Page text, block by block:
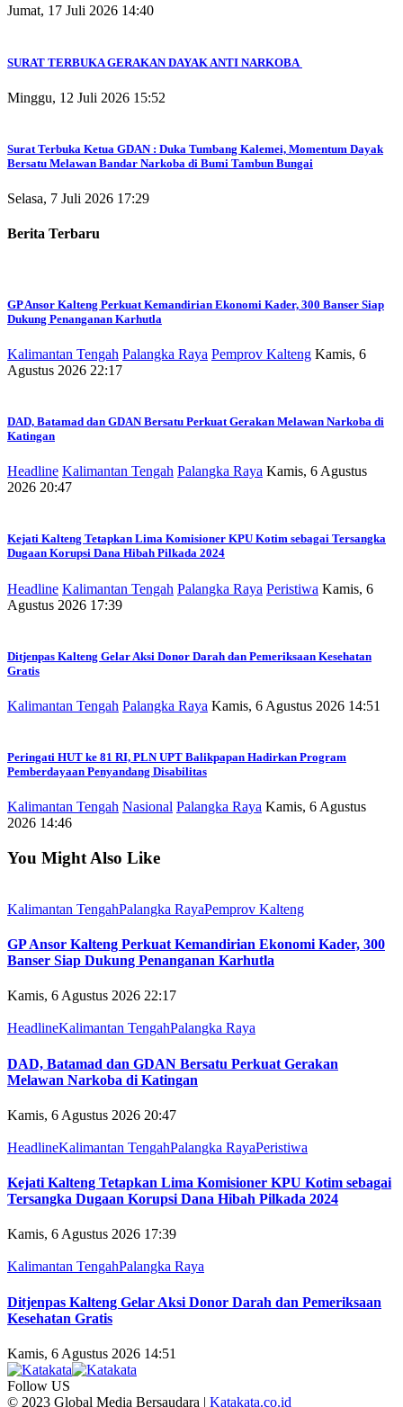
Jumat, 17 Juli 2026 14:40
SURAT TERBUKA GERAKAN DAYAK ANTI NARKOBA
Minggu, 12 Juli 2026 15:52
Surat Terbuka Ketua GDAN : Duka Tumbang Kalemei, Momentum Dayak
Bersatu Melawan Bandar Narkoba di Bumi Tambun Bungai
Selasa, 7 Juli 2026 17:29
Berita Terbaru
GP Ansor Kalteng Perkuat Kemandirian Ekonomi Kader, 300 Banser Siap
Dukung Penanganan Karhutla
Kalimantan Tengah Palangka Raya Pemprov Kalteng Kamis, 6
Agustus 2026 22:17
DAD, Batamad dan GDAN Bersatu Perkuat Gerakan Melawan Narkoba di
Katingan
Headline Kalimantan Tengah Palangka Raya Kamis, 6 Agustus
2026 20:47
Kejati Kalteng Tetapkan Lima Komisioner KPU Kotim sebagai Tersangka
Dugaan Korupsi Dana Hibah Pilkada 2024
Headline Kalimantan Tengah Palangka Raya Peristiwa Kamis, 6
Agustus 2026 17:39
Ditjenpas Kalteng Gelar Aksi Donor Darah dan Pemeriksaan Kesehatan
Gratis
Kalimantan Tengah Palangka Raya Kamis, 6 Agustus 2026 14:51
Peringati HUT ke 81 RI, PLN UPT Balikpapan Hadirkan Program
Pemberdayaan Penyandang Disabilitas
Kalimantan Tengah Nasional Palangka Raya Kamis, 6 Agustus
2026 14:46
You Might Also Like
Kalimantan TengahPalangka RayaPemprov Kalteng
GP Ansor Kalteng Perkuat Kemandirian Ekonomi Kader, 300
Banser Siap Dukung Penanganan Karhutla
Kamis, 6 Agustus 2026 22:17
HeadlineKalimantan TengahPalangka Raya
DAD, Batamad dan GDAN Bersatu Perkuat Gerakan
Melawan Narkoba di Katingan
Kamis, 6 Agustus 2026 20:47
HeadlineKalimantan TengahPalangka RayaPeristiwa
Kejati Kalteng Tetapkan Lima Komisioner KPU Kotim sebagai
Tersangka Dugaan Korupsi Dana Hibah Pilkada 2024
Kamis, 6 Agustus 2026 17:39
Kalimantan TengahPalangka Raya
Ditjenpas Kalteng Gelar Aksi Donor Darah dan Pemeriksaan
Kesehatan Gratis
Kamis, 6 Agustus 2026 14:51
Follow US
© 2023 Global Media Bersaudara | Katakata.co.id